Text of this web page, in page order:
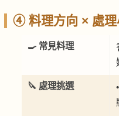
④ 料理方向 × 處理
🍳 常見料理
🔪 處理挑選